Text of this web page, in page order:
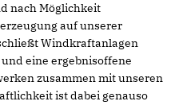
nach Möglichkeit
auf unserer
Windkraftanlagen
eine ergebnisoffene
zusammen mit unseren
ist dabei genauso